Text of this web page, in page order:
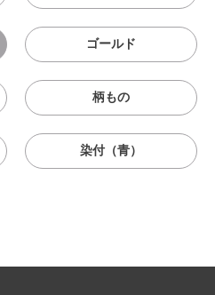
ゴールド
柄もの
染付（青）